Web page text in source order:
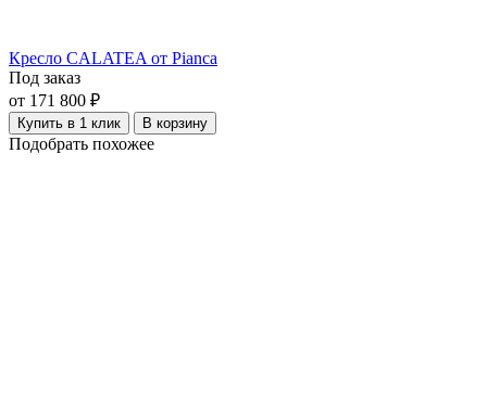
Кресло CALATEA от Pianca
Под заказ
от 171 800 ₽
Купить в 1 клик В корзину
Подобрать похожее